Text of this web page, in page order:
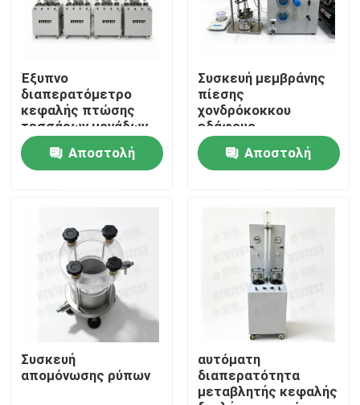
Προϊόντα
Σχετικά με εμάς
Γύρος εργοστασίων
Έξυπνο
διαπερατόμετρο
κεφαλής πτώσης
τεσσάρων μονάδων
Αποστολή
Συσκευή μεμβράνης
πίεσης
χονδρόκοκκου
εδάφους
Αποστολή
Συσκευή
απομόνωσης ρύπων
αυτόματη
διαπερατότητα
μεταβλητής κεφαλής